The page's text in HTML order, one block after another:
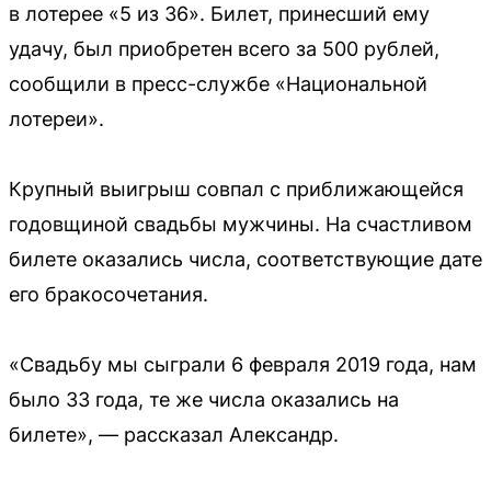
в лотерее «5 из 36». Билет, принесший ему
удачу, был приобретен всего за 500 рублей,
сообщили в пресс-службе «Национальной
лотереи».
Крупный выигрыш совпал с приближающейся
годовщиной свадьбы мужчины. На счастливом
билете оказались числа, соответствующие дате
его бракосочетания.
«Свадьбу мы сыграли 6 февраля 2019 года, нам
было 33 года, те же числа оказались на
билете», — рассказал Александр.